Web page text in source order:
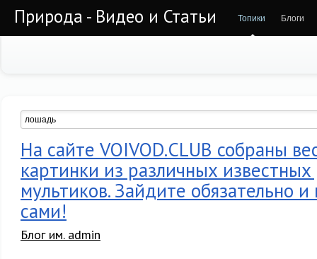
Природа - Видео и Статьи Топики Блоги
На сайте VOIVOD.СLUB собраны
картинки из различных
мультиков. Зайдите обязательно
сами!
Блог им. admin